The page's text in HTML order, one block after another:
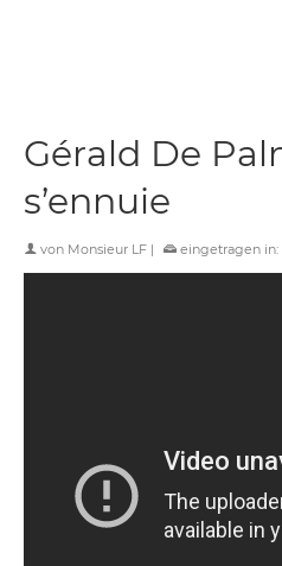
Gérald De
s’ennuie
von Monsieur LF | eingetragen in: